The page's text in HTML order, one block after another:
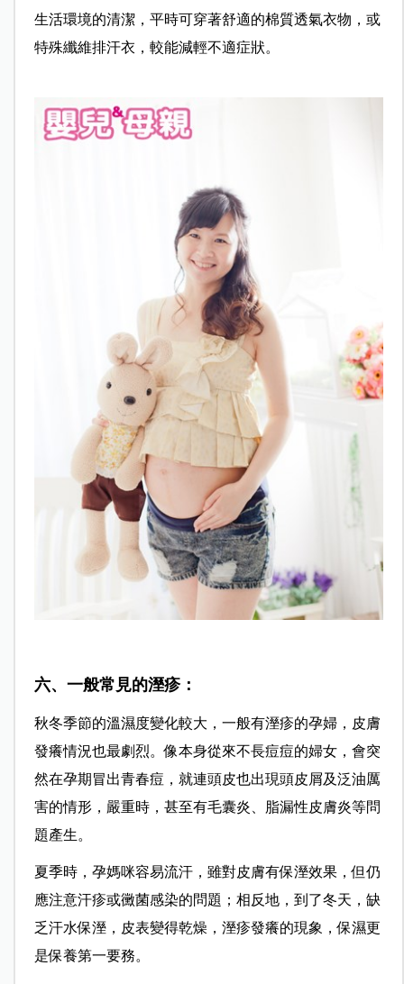
生活環境的清潔，平時可穿著舒適的棉質透氣衣物，或
特殊纖維排汗衣，較能減輕不適症狀。
六、一般常見的溼疹：
秋冬季節的溫濕度變化較大，一般有溼疹的孕婦，皮膚
發癢情況也最劇烈。像本身從來不長痘痘的婦女，會突
然在孕期冒出青春痘，就連頭皮也出現頭皮屑及泛油厲
害的情形，嚴重時，甚至有毛囊炎、脂漏性皮膚炎等問
題產生。
夏季時，孕媽咪容易流汗，雖對皮膚有保溼效果，但仍
應注意汗疹或黴菌感染的問題；相反地，到了冬天，缺
乏汗水保溼，皮表變得乾燥，溼疹發癢的現象，保濕更
是保養第一要務。